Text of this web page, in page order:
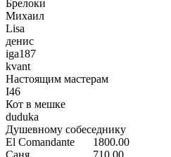
Брелоки
Михаил
Lisa
денис
iga187
kvant
Настоящим мастерам
I46
Кот в мешке
duduka
Душевному собеседнику
El Comandante
1800.00
Саня
710.00